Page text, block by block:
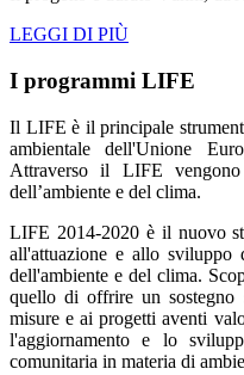
LEGGI DI PIÙ
I programmi LIFE
Il LIFE è il principale
ambientale dell'Unione
Attraverso il LIFE
dell’ambiente e del clima.
LIFE 2014-2020 è il nuovo
all'attuazione e allo sviluppo
dell'ambiente e del clima.
quello di offrire un
misure e ai progetti aventi
l'aggiornamento e lo
comunitaria in materia di